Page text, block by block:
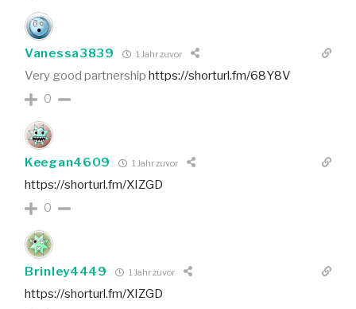
Vanessa3839 1 Jahr zuvor
Very good partnership https://shorturl.fm/68Y8V
0
Keegan4609 1 Jahr zuvor
https://shorturl.fm/XIZGD
0
Brinley4449 1 Jahr zuvor
https://shorturl.fm/XIZGD